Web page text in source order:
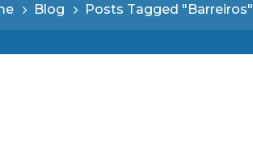
Blog Posts Tagged "Barreiros"